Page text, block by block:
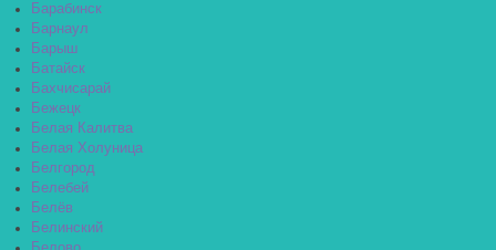
Барабинск
Барнаул
Барыш
Батайск
Бахчисарай
Бежецк
Белая Калитва
Белая Холуница
Белгород
Белебей
Белёв
Белинский